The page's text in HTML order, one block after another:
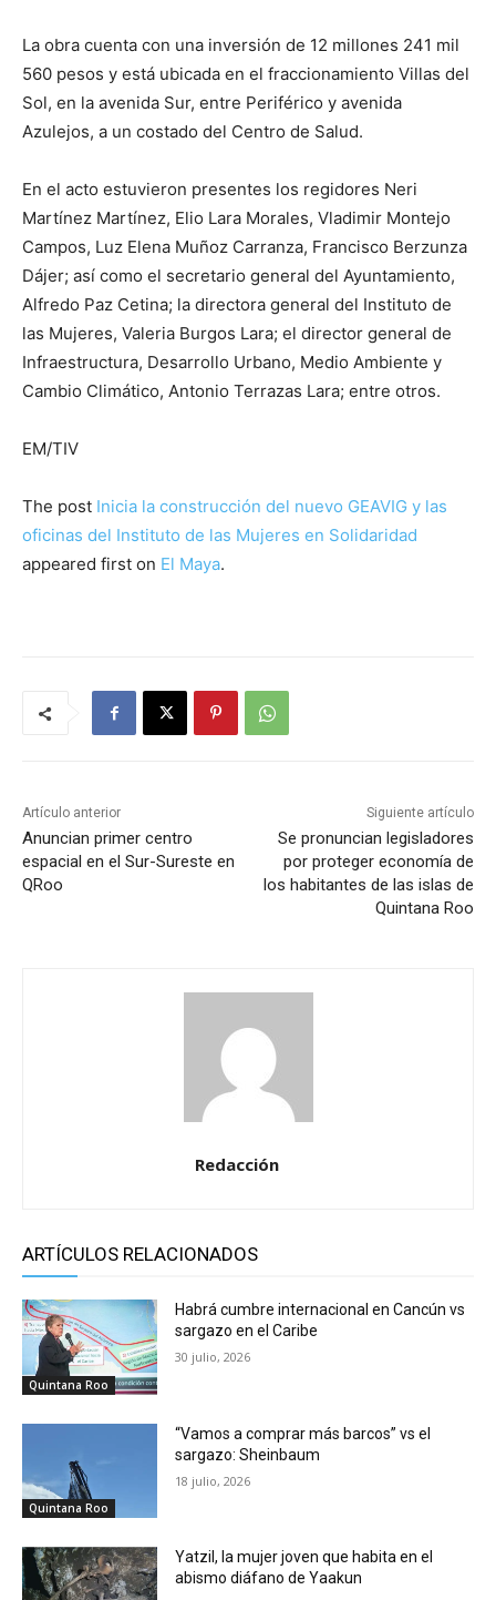
La obra cuenta con una inversión de 12 millones 241 mil
560 pesos y está ubicada en el fraccionamiento Villas del
Sol, en la avenida Sur, entre Periférico y avenida
Azulejos, a un costado del Centro de Salud.
En el acto estuvieron presentes los regidores Neri
Martínez Martínez, Elio Lara Morales, Vladimir Montejo
Campos, Luz Elena Muñoz Carranza, Francisco Berzunza
Dájer; así como el secretario general del Ayuntamiento,
Alfredo Paz Cetina; la directora general del Instituto de
las Mujeres, Valeria Burgos Lara; el director general de
Infraestructura, Desarrollo Urbano, Medio Ambiente y
Cambio Climático, Antonio Terrazas Lara; entre otros.
EM/TIV
The post Inicia la construcción del nuevo GEAVIG y las
oficinas del Instituto de las Mujeres en Solidaridad
appeared first on El Maya.
Artículo anterior
Anuncian primer centro
espacial en el Sur-Sureste en
QRoo
Siguiente artículo
Se pronuncian legisladores
por proteger economía de
los habitantes de las islas de
Quintana Roo
Redacción
ARTÍCULOS RELACIONADOS
Quintana Roo
Habrá cumbre internacional en Cancún vs
sargazo en el Caribe
30 julio, 2026
Quintana Roo
“Vamos a comprar más barcos” vs el
sargazo: Sheinbaum
18 julio, 2026
Yatzil, la mujer joven que habita en el
abismo diáfano de Yaakun